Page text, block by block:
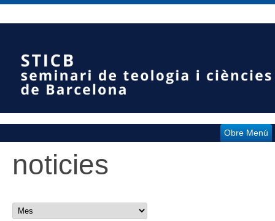
Obre Menú
noticies